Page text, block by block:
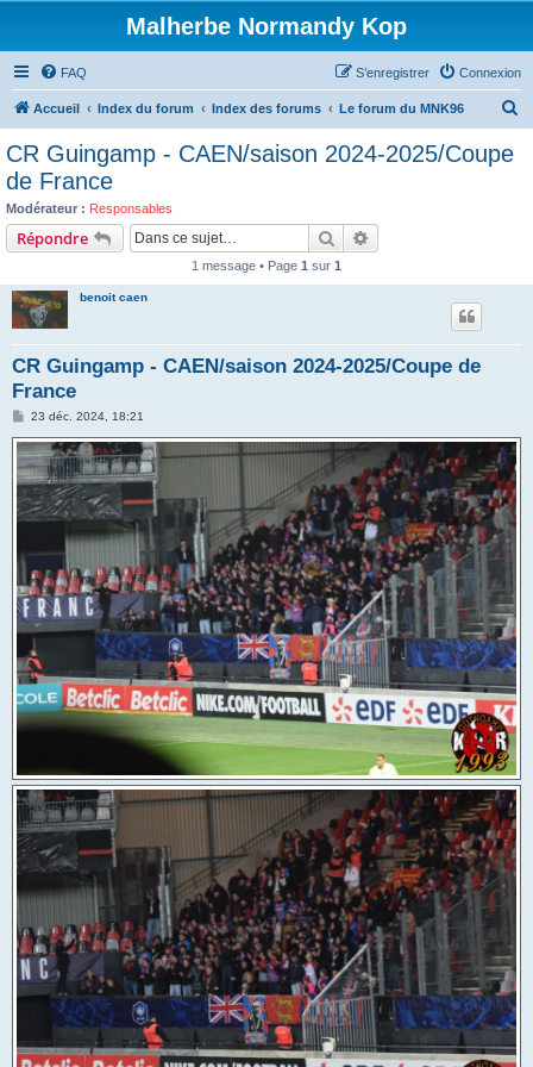
Malherbe Normandy Kop
FAQ Connexion
S’enregistrer
Accueil Index du forum Index des forums Le forum du MNK96
CR Guingamp - CAEN/saison 2024-2025/Coupe
de France
Modérateur : Responsables
Répondre Rechercher
1 message • Page 1 sur 1
benoit caen
CR Guingamp - CAEN/saison 2024-2025/Coupe de
France
M
s
s
a
g
e
23 déc. 2024, 18:21